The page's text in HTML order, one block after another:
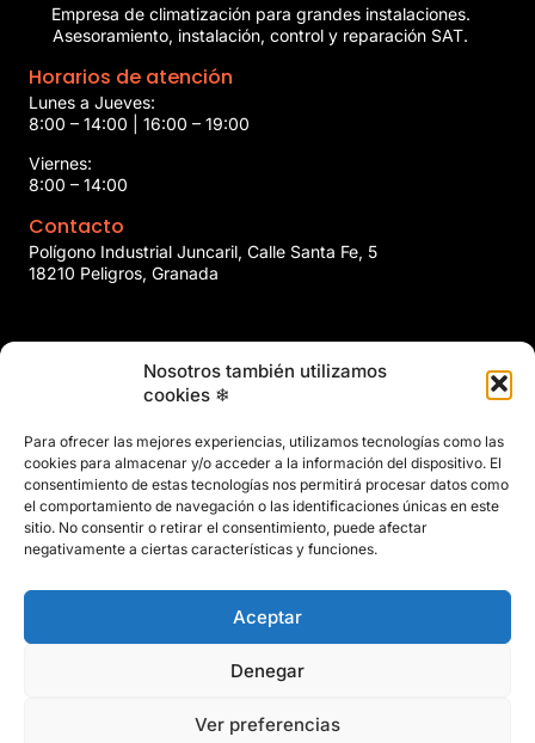
Nosotros también utilizamos
cookies ❄
Para ofrecer las mejores experiencias, utilizamos tecnologías como las
cookies para almacenar y/o acceder a la información del dispositivo. El
consentimiento de estas tecnologías nos permitirá procesar datos como
el comportamiento de navegación o las identificaciones únicas en este
sitio. No consentir o retirar el consentimiento, puede afectar
negativamente a ciertas características y funciones.
Aceptar
Denegar
Ver preferencias
Empresa de climatización para grandes instalaciones.
Asesoramiento, instalación, control y reparación SAT.
Horarios de atención
Lunes a Jueves:
8:00 – 14:00 | 16:00 – 19:00
Viernes:
8:00 – 14:00
Contacto
Polígono Industrial Juncaril, Calle Santa Fe, 5
18210 Peligros, Granada
marin@marinclimatizacion.com
el Trabajo
Aviso Legal
Privacidad
Políticas de Cookies